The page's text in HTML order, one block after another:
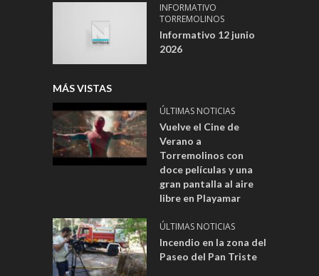
INFORMATIVO
TORREMOLINOS
Informativo 12 junio
2026
MÁS VISTAS
ÚLTIMAS NOTICIAS
Vuelve el Cine de
Verano a
Torremolinos con
doce películas y una
gran pantalla al aire
libre en Playamar
ÚLTIMAS NOTICIAS
Incendio en la zona del
Paseo del Pan Triste